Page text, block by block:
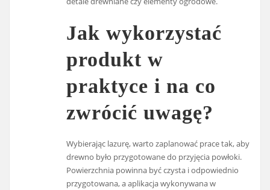
Jak wykorzystać
produkt w
praktyce i na co
zwrócić uwagę?
Wybierając lazurę, warto zaplanować prace tak, aby
drewno było przygotowane do przyjęcia powłoki.
Powierzchnia powinna być czysta i odpowiednio
przygotowana, a aplikacja wykonywana w